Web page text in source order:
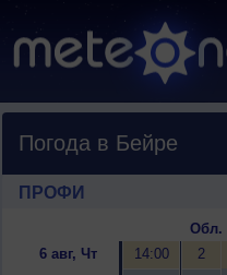
Погода в Бейре
ПРОФИ
Обл.
6 авг, Чт
14:00 2